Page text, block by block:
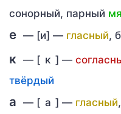
сонорный, парный
е — [и] — гласный,
к — [ к ] —
твёрдый
а — [ а ] — гласный